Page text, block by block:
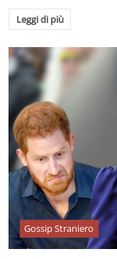
Leggi di più
Gossip Straniero